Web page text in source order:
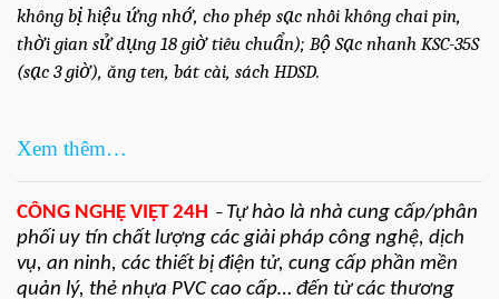
không bị hiệu ứng nhớ, cho phép sạc nhồi không chai pin,
thời gian sử dụng 18 giờ tiêu chuẩn); Bộ Sạc nhanh KSC-35S
(sạc 3 giờ), ăng ten, bát cài, sách HDSD.
Xem thêm…
CÔNG NGHỆ VIỆT 24H – Tự hào là nhà cung cấp/phân
phối uy tín chất lượng các giải pháp công nghệ, dịch
vụ, an ninh, các thiết bị điện tử, cung cấp phần mền
quản lý, thẻ nhựa PVC cao cấp… đến từ các thương